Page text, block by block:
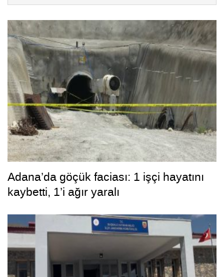
Adana’da göçük faciası: 1 işçi hayatını
kaybetti, 1’i ağır yaralı